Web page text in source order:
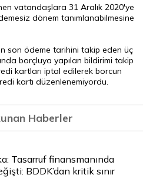
vatandaşlara 31 Aralık 2020'ye
dönem tanımlanabilmesine
son ödeme tarihini takip eden üç
borçluya yapılan bildirimi takip
kartları iptal edilerek borcun
kartı düzenlenemiyordu.
Haberler
Tasarruf finansmanında
BDDK’dan kritik sınır